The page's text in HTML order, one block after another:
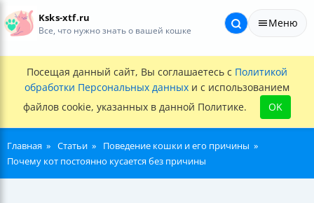
Ksks-xtf.ru
Все, что нужно знать о вашей кошке
Меню
Посещая данный сайт, Вы соглашаетесь с Политикой
обработки Персональных данных и с использованием
файлов cookie, указанных в данной Политике.
OK
Главная Статьи
Поведение кошки и его причины
Почему кот постоянно кусается без причины